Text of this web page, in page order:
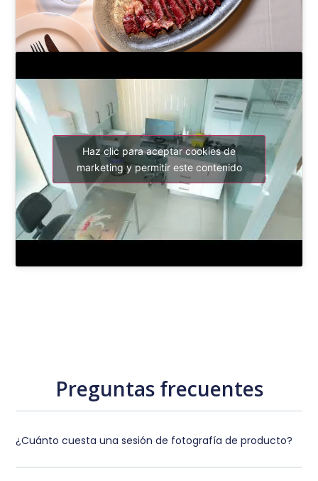
Haz clic para aceptar cookies de
marketing y permitir este contenido
Preguntas frecuentes
¿Cuánto cuesta una sesión de fotografía de producto?